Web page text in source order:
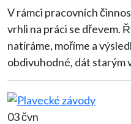
V rámci pracovních
vrhli na práci se dřevem.
natíráme, moříme a
obdivuhodné, dát starým
03 čvn